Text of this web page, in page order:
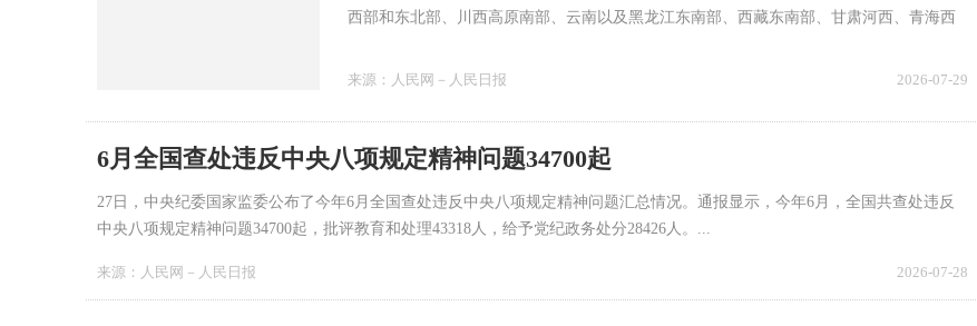
西部和东北部、川西高原南部、云南以及黑龙江东南部、西藏东南部、甘肃河西、青海西
来源： 人民网－人民日报 2026-07-29
6月全国查处违反中央八项规定精神问题34700起
27日，中央纪委国家监委公布了今年6月全国查处违反中央八项规定精神问题汇总情况。通报显示，今年6月，全国共查处违反
中央八项规定精神问题34700起，批评教育和处理43318人，给予党纪政务处分28426人。...
来源： 人民网－人民日报 2026-07-28